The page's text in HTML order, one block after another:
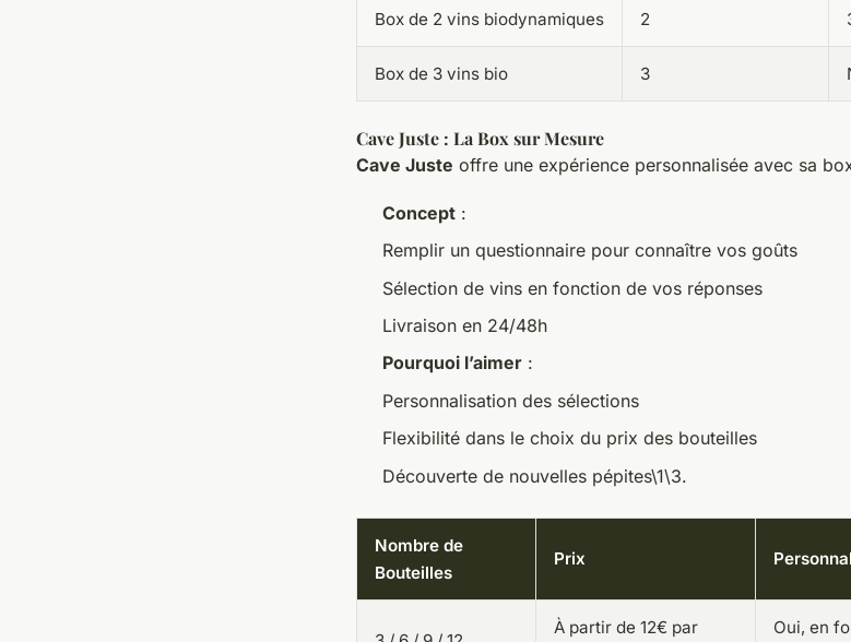
Box de 2 vins biodynamiques 2
Box de 3 vins bio 3
Cave Juste : La Box sur Mesure
Cave Juste offre une expérience personnalisée avec sa
Concept :
Remplir un questionnaire pour connaître vos goûts
Sélection de vins en fonction de vos réponses
Livraison en 24/48h
Pourquoi l’aimer :
Personnalisation des sélections
Flexibilité dans le choix du prix des bouteilles
Découverte de nouvelles pépites\1\3.
Nombre de
Bouteilles
Prix
À partir de 12€ par
Oui, en